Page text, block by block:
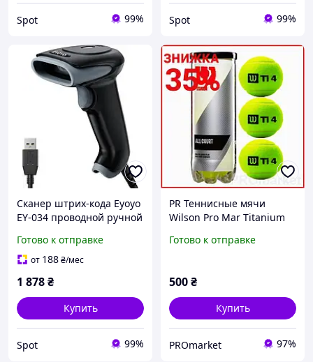
Spot 99% Spot 99%
Сканер штрих-кода Eyoyo
EY-034 проводной ручной
ноутбуков 1D 2D QR кодов
Готово к отправке
от 188₴/мес
1 878₴
Купить
Spot 99%
PR Теннисные мячи
Wilson Pro Mar Titanium
большого тенниса
Готово к отправке
500₴
Купить
PROmarket 97%